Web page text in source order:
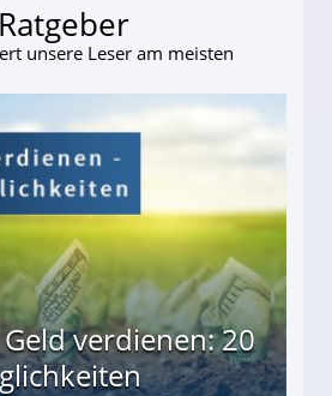
Ratgeber
unsere Leser am meisten
verdienen: 20